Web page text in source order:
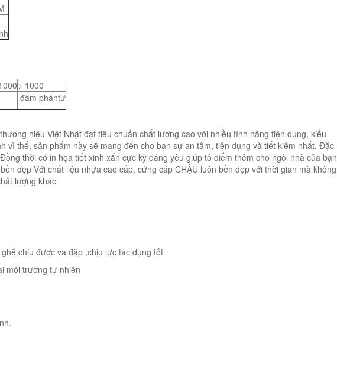
> 1000
đàm phántư
hiệu Việt Nhật đạt tiêu chuẩn chất lượng cao với nhiều tính năng tiện dụng, kiểu
vì thế, sản phẩm này sẽ mang đến cho bạn sự an tâm, tiện dụng và tiết kiệm nhất. Đặc
thời có in họa tiết xinh xắn cực kỳ đáng yêu giúp tô điểm thêm cho ngôi nhà của bạn
đẹp Với chất liệu nhựa cao cấp, cứng cáp CHẬU luôn bền đẹp với thời gian mà không
lượng khác
chịu được va đập ,chịu lực tác dụng tốt
môi trường tự nhiên